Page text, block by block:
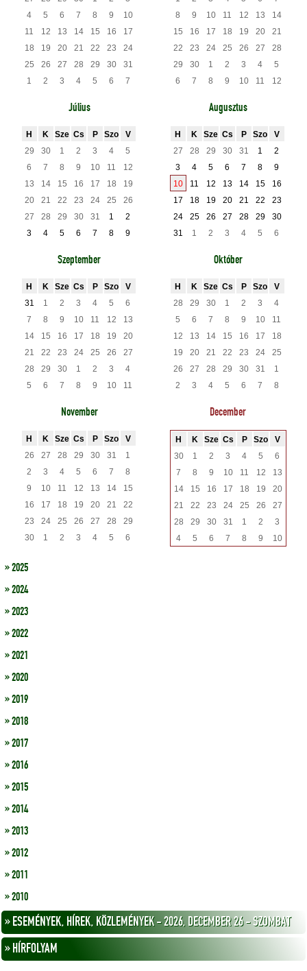
4
5 6 7 8 9
10
11
12 13 14 15 16
17
18
19 20 21 22 23
24
25
26 27 28 29 30
31
1
2 3 4 5 6 7
8
9 10 11 12 13
14
15
16 17 18 19 20
21
22
23 24 25 26 27
28
29
30 1 2 3 4
5
6
7 8 9 10 11 12
Július
H K Sze Cs P Szo
V
29
30 1 2 3 4
5
6
7 8 9 10 11
12
13
14 15 16 17 18
19
20
21 22 23 24 25
26
27
28 29 30 31 1
2
3
4 5 6 7 8 9
Augusztus
H K Sze Cs P Szo
V
27
28 29 30 31 1
2
3
4 5 6 7 8
9
10
11 12 13 14 15
16
17
18 19 20 21 22
23
24
25 26 27 28 29
30
31
1 2 3 4 5 6
Szeptember
H K Sze Cs P Szo
V
31
1 2 3 4 5
6
7
8 9 10 11 12
13
14
15 16 17 18 19
20
21
22 23 24 25 26
27
28
29 30 1 2 3
4
5
6 7 8 9 10 11
Október
H K Sze Cs P Szo
V
28
29 30 1 2 3
4
5
6 7 8 9 10
11
12
13 14 15 16 17
18
19
20 21 22 23 24
25
26
27 28 29 30 31
1
2
3 4 5 6 7 8
November
H K Sze Cs P Szo
V
26
27 28 29 30 31
1
2
3 4 5 6 7
8
9
10 11 12 13 14
15
16
17 18 19 20 21
22
23
24 25 26 27 28
29
30
1 2 3 4 5 6
December
H K Sze Cs P Szo
V
30
1 2 3 4 5
6
7
8 9 10 11 12
13
14
15 16 17 18 19
20
21
22 23 24 25 26
27
28
29 30 31 1 2
3
4
5 6 7 8 9 10
» 2025
» 2024
» 2023
» 2022
» 2021
» 2020
» 2019
» 2018
» 2017
» 2016
» 2015
» 2014
» 2013
» 2012
» 2011
» 2010
» ESEMÉNYEK, HÍREK, KÖZLEMÉNYEK - 2026, DECEMBER 26 - SZOMBAT
» HÍRFOLYAM